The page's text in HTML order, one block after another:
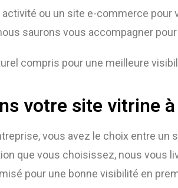
ou un site e-commerce pour
saurons vous accompagner
compris pour une meilleure
votre site vitrine
vous avez le choix entre un
que vous choisissez, nous vous
pour une bonne visibilité en